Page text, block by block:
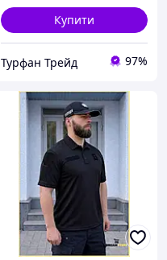
Купити
Турфан Трейд 97%